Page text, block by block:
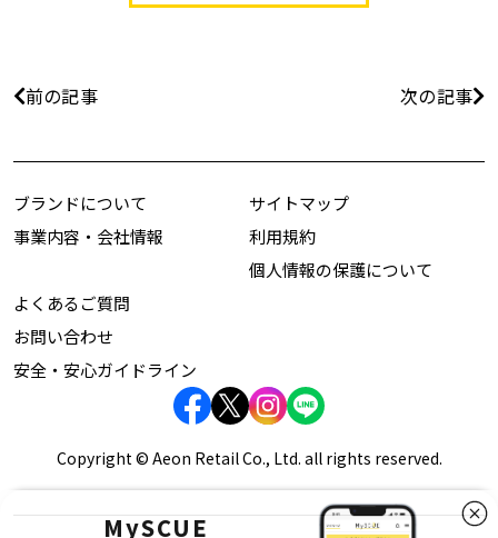
前の記事 次の記事
MySCUE
ブランドについて
事業内容・会社情報
サイトマップ
利用規約
個人情報の保護について
よくあるご質問
お問い合わせ
安全・安心ガイドライン
Copyright © Aeon Retail Co., Ltd. all rights reserved.